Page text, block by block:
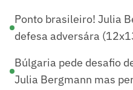
Ponto brasileiro! Julia
defesa adversára
Búlgaria pede desafio
Julia Bergmann mas